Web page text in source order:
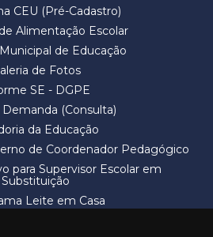
CEU (Pré-Cadastro)
Alimentação Escolar
de Educação
de Fotos
SE - DGPE
Demanda (Consulta)
da Educação
de Coordenador Pedagógico
para Supervisor Escolar em
Substituição
Leite em Casa